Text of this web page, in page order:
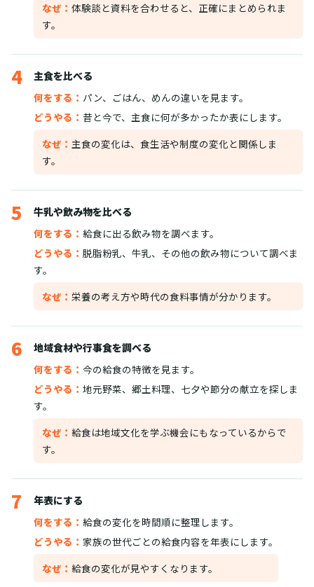
なぜ： 体験談と資料を合わせると、正確にまとめられま
す。
4
主食を比べる
何をする： パン、ごはん、めんの違いを見ます。
どうやる： 昔と今で、主食に何が多かったか表にします。
なぜ： 主食の変化は、食生活や制度の変化と関係しま
す。
5
牛乳や飲み物を比べる
何をする： 給食に出る飲み物を調べます。
どうやる： 脱脂粉乳、牛乳、その他の飲み物について調べま
す。
なぜ： 栄養の考え方や時代の食料事情が分かります。
6
地域食材や行事食を調べる
何をする： 今の給食の特徴を見ます。
どうやる： 地元野菜、郷土料理、七夕や節分の献立を探しま
す。
なぜ： 給食は地域文化を学ぶ機会にもなっているからで
す。
7
年表にする
何をする： 給食の変化を時間順に整理します。
どうやる： 家族の世代ごとの給食内容を年表にします。
なぜ： 給食の変化が見やすくなります。